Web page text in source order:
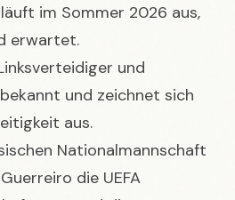
im Sommer 2026 aus,
erwartet.
und
und zeichnet sich
aus.
Nationalmannschaft
die UEFA